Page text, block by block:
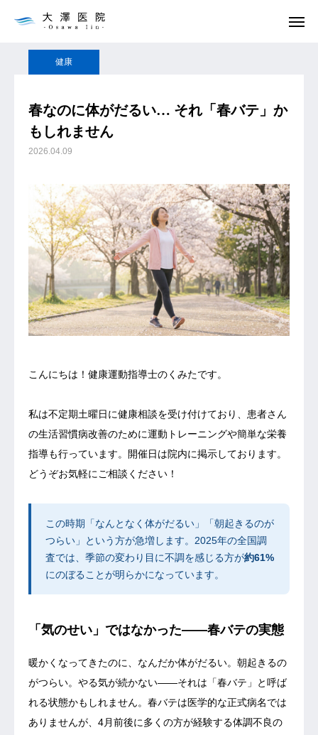
ブログ 健康
健康
春なのに体がだるい… それ「春バテ」か
もしれません
2026.04.09
こんにちは！健康運動指導士のくみたです。
私は不定期土曜日に健康相談を受け付けており、患者さん
の生活習慣病改善のために運動トレーニングや簡単な栄養
指導も行っています。開催日は院内に掲示しております。
どうぞお気軽にご相談ください！
この時期「なんとなく体がだるい」「朝起きるのが
つらい」という方が急増します。2025年の全国調
査では、季節の変わり目に不調を感じる方が約61%
にのぼることが明らかになっています。
「気のせい」ではなかった——春バテの実態
暖かくなってきたのに、なんだか体がだるい。朝起きるの
がつらい。やる気が続かない——それは「春バテ」と呼ば
れる状態かもしれません。春バテは医学的な正式病名では
ありませんが、4月前後に多くの方が経験する体調不良の
お知らせ
トップ
医師の紹介
連携病院
お知らせ
アクセス
ブログ